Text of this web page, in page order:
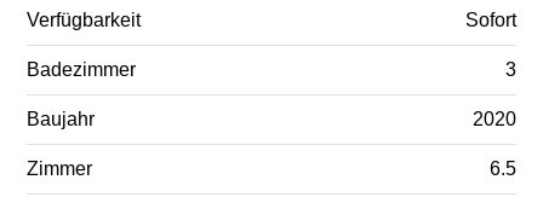
Verfügbarkeit Sofort
Badezimmer 3
Baujahr 2020
Zimmer 6.5